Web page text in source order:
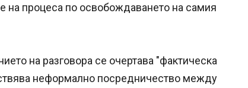
на процеса по освобождаването на самия
на разговора се очертава "фактическа
неформално посредничество между